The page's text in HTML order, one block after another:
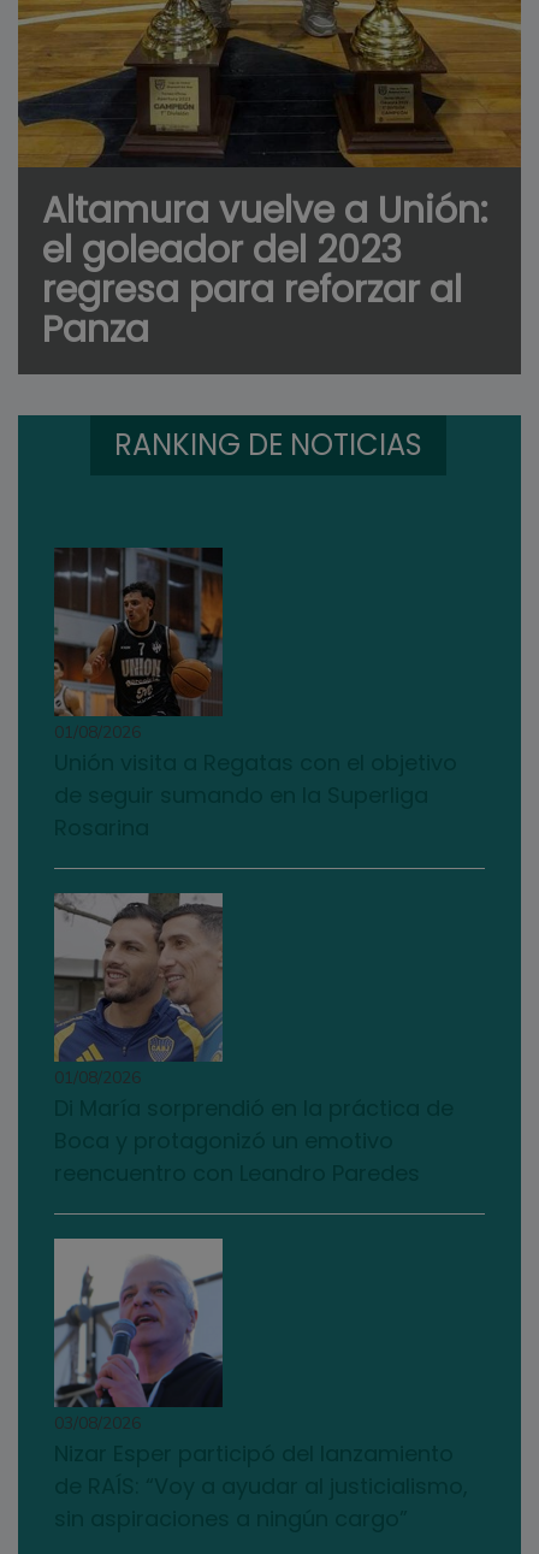
Altamura vuelve a Unión:
el goleador del 2023
regresa para reforzar al
Panza
RANKING DE NOTICIAS
01/08/2026
01/08/2026
03/08/2026